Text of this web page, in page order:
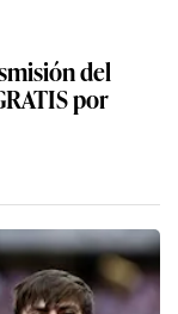
del
por